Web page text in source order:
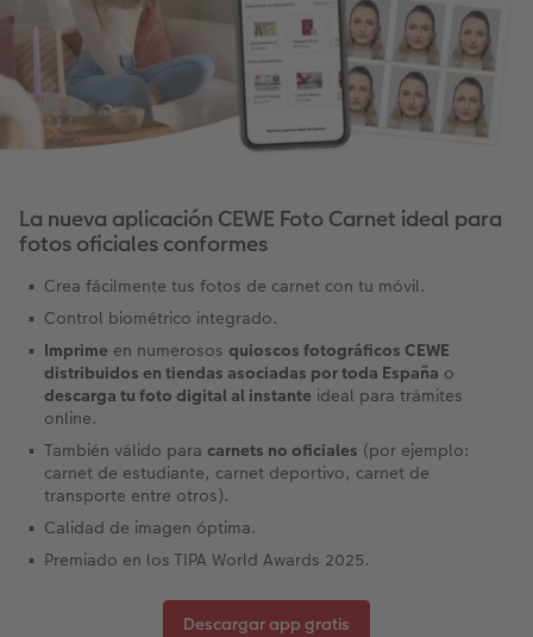
Álbum de fotos cuadrado
Álbum de fotos A5 horizontal
Álbum de fotos pequeño
Álbum de fotos tapa blanda
Temáticas para álbum de fotos
Fotos retro
Fotos creativas
Set de fotos
Imprimir fotos cerca de mí
Foto en metacrilato
Foto en Forex
Foto en acriluminio
Collage personalizado
Soportes para póster
Pòster mapa de ciudad
Cuadro Cristales Swarovski®
Juegos personalizados
Hogar y decoración
Imanes personalizados
Oficina & colegio
Cajas personalizadas
Faber Castell
Foto pegatinas
Marcapáginas personalizado
Postales personalizadas
La nueva aplicación CEWE Foto Carnet ideal para
fotos oficiales conformes
Crea fácilmente tus fotos de carnet con tu móvil.
Control biométrico integrado.
Imprime en numerosos quioscos fotográficos CEWE
distribuidos en tiendas asociadas por toda España o
descarga tu foto digital al instante ideal para trámites
online.
También válido para carnets no oficiales (por ejemplo:
carnet de estudiante, carnet deportivo, carnet de
transporte entre otros).
Calidad de imagen óptima.
Premiado en los TIPA World Awards 2025.
Descargar app gratis